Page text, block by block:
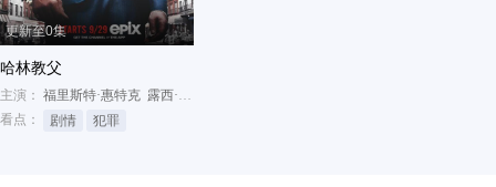
更新至0集
哈林教父
主演： 福里斯特·惠特克 露西·弗莱
看点：
剧情 犯罪